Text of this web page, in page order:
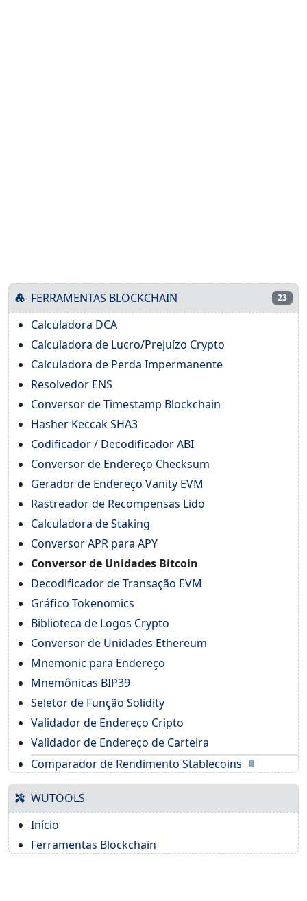
FERRAMENTAS BLOCKCHAIN 23
Calculadora DCA
Calculadora de Lucro/Prejuízo Crypto
Calculadora de Perda Impermanente
Resolvedor ENS
Conversor de Timestamp Blockchain
Hasher Keccak SHA3
Codificador / Decodificador ABI
Conversor de Endereço Checksum
Gerador de Endereço Vanity EVM
Rastreador de Recompensas Lido
Calculadora de Staking
Conversor APR para APY
Conversor de Unidades Bitcoin
Decodificador de Transação EVM
Gráfico Tokenomics
Biblioteca de Logos Crypto
Conversor de Unidades Ethereum
Mnemonic para Endereço
Mnemônicas BIP39
Seletor de Função Solidity
Validador de Endereço Cripto
Validador de Endereço de Carteira
Comparador de Rendimento Stablecoins
WUTOOLS
Início
Ferramentas Blockchain